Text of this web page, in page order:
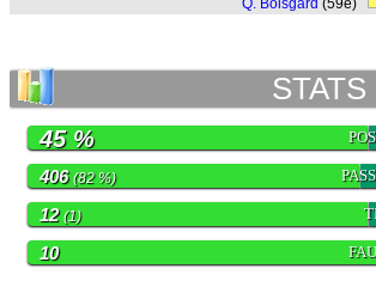
Q. Boisgard (59e)
45 %
406(82 %)
12(1)
10